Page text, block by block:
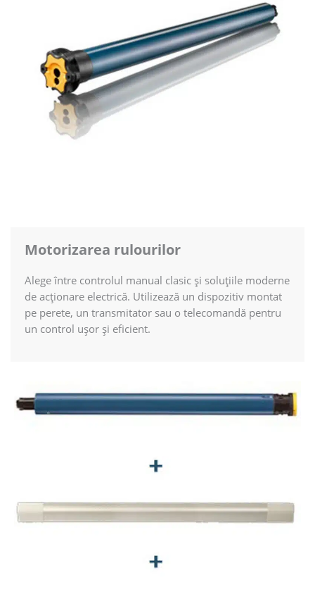
Motorizarea rulourilor
Alege între controlul manual clasic și soluțiile moderne
de acționare electrică. Utilizează un dispozitiv montat
pe perete, un transmitator sau o telecomandă pentru
un control ușor și eficient.